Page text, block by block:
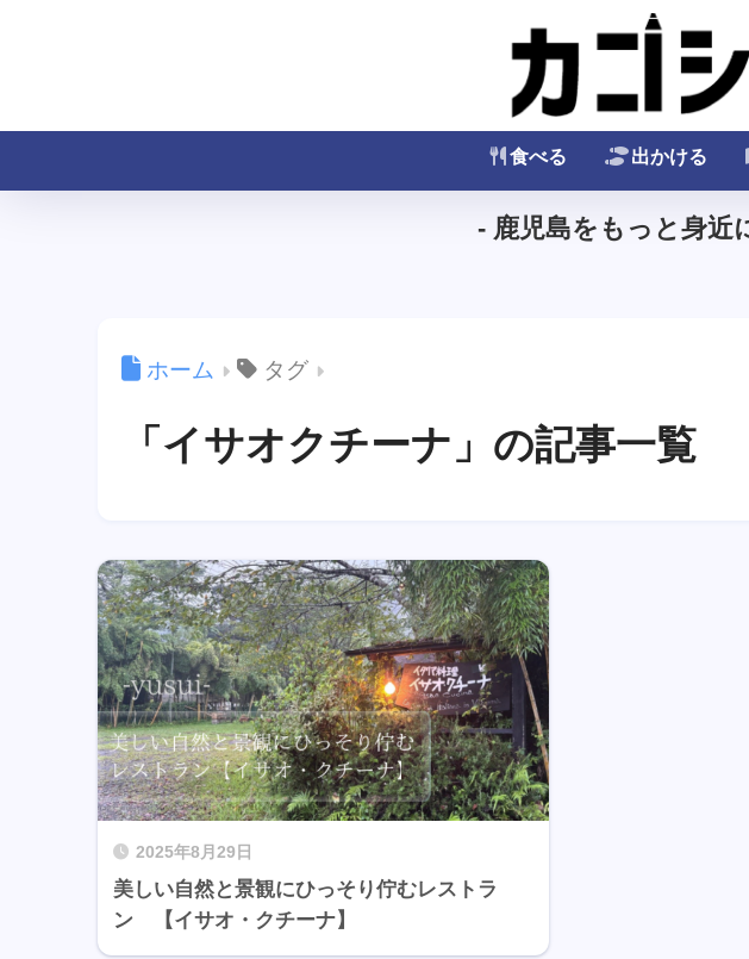
食べる 出かける
- 鹿児島をもっと身近
ホーム タグ
「イサオクチーナ」の記事一覧
2025年8月29日
美しい自然と景観にひっそり佇むレストラ
ン 【イサオ・クチーナ】